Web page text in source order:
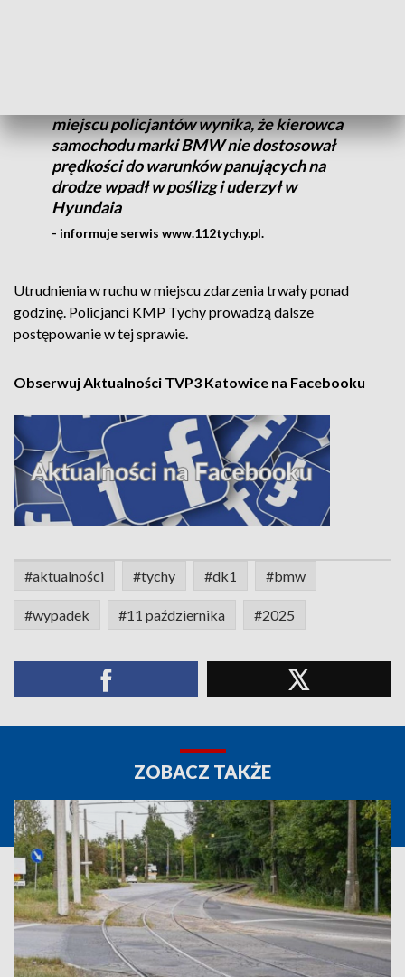
miejscu policjantów wynika, że kierowca
samochodu marki BMW nie dostosował
prędkości do warunków panujących na
drodze wpadł w poślizg i uderzył w
Hyundaia
- informuje serwis www.112tychy.pl.
Utrudnienia w ruchu w miejscu zdarzenia trwały ponad
godzinę. Policjanci KMP Tychy prowadzą dalsze
postępowanie w tej sprawie.
Obserwuj Aktualności TVP3 Katowice na Facebooku
#aktualności #tychy #dk1 #bmw
#wypadek #11 października #2025
ZOBACZ TAKŻE